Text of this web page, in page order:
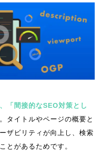
「間接的なSEO対策とし
タイトルやページの概要と
ザビリティが向上し、検索
とがあるためです。